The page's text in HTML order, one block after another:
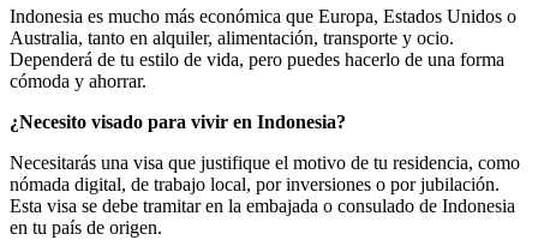
Indonesia es mucho más económica que Europa, Estados Unidos o
Australia, tanto en alquiler, alimentación, transporte y ocio.
Dependerá de tu estilo de vida, pero puedes hacerlo de una forma
cómoda y ahorrar.
¿Necesito visado para vivir en Indonesia?
Necesitarás una visa que justifique el motivo de tu residencia, como
nómada digital, de trabajo local, por inversiones o por jubilación.
Esta visa se debe tramitar en la embajada o consulado de Indonesia
en tu país de origen.